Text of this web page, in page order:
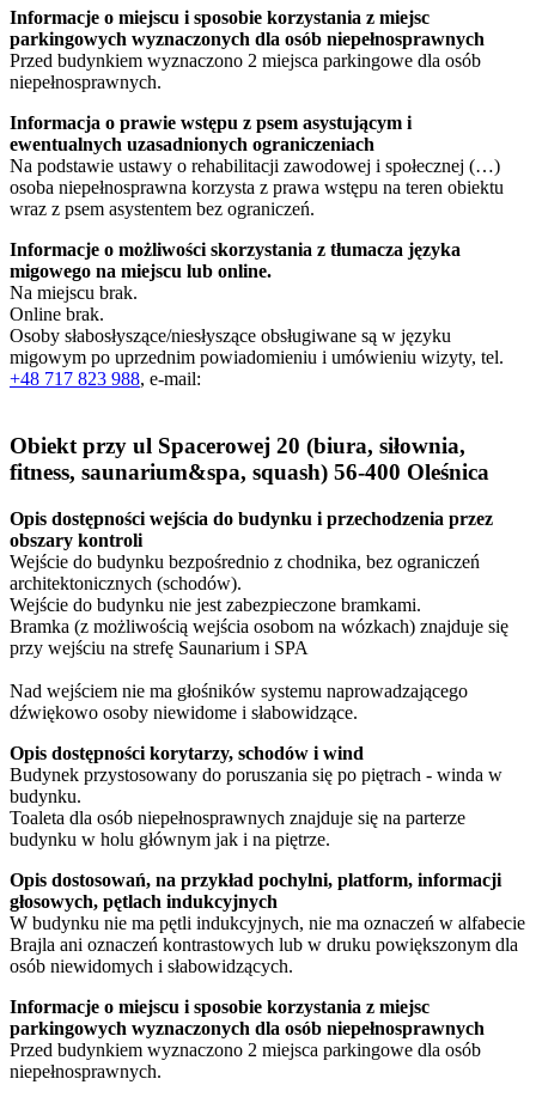
Informacje o miejscu i sposobie korzystania z miejsc
parkingowych wyznaczonych dla osób niepełnosprawnych
Przed budynkiem wyznaczono 2 miejsca parkingowe dla osób
niepełnosprawnych.
Informacja o prawie wstępu z psem asystującym i
ewentualnych uzasadnionych ograniczeniach
Na podstawie ustawy o rehabilitacji zawodowej i społecznej (…)
osoba niepełnosprawna korzysta z prawa wstępu na teren obiektu
wraz z psem asystentem bez ograniczeń.
Informacje o możliwości skorzystania z tłumacza języka
migowego na miejscu lub online.
Na miejscu brak.
Online brak.
Osoby słabosłyszące/niesłyszące obsługiwane są w języku
migowym po uprzednim powiadomieniu i umówieniu wizyty, tel.
+48 717 823 988, e-mail:
Obiekt przy ul Spacerowej 20 (biura, siłownia,
fitness, saunarium&spa, squash) 56-400 Oleśnica
Opis dostępności wejścia do budynku i przechodzenia przez
obszary kontroli
Wejście do budynku bezpośrednio z chodnika, bez ograniczeń
architektonicznych (schodów).
Wejście do budynku nie jest zabezpieczone bramkami.
Bramka (z możliwością wejścia osobom na wózkach) znajduje się
przy wejściu na strefę Saunarium i SPA
Nad wejściem nie ma głośników systemu naprowadzającego
dźwiękowo osoby niewidome i słabowidzące.
Opis dostępności korytarzy, schodów i wind
Budynek przystosowany do poruszania się po piętrach - winda w
budynku.
Toaleta dla osób niepełnosprawnych znajduje się na parterze
budynku w holu głównym jak i na piętrze.
Opis dostosowań, na przykład pochylni, platform, informacji
głosowych, pętlach indukcyjnych
W budynku nie ma pętli indukcyjnych, nie ma oznaczeń w alfabecie
Brajla ani oznaczeń kontrastowych lub w druku powiększonym dla
osób niewidomych i słabowidzących.
Informacje o miejscu i sposobie korzystania z miejsc
parkingowych wyznaczonych dla osób niepełnosprawnych
Przed budynkiem wyznaczono 2 miejsca parkingowe dla osób
niepełnosprawnych.